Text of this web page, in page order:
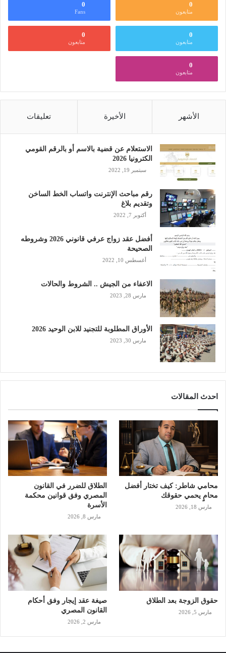
0
متابعون
0
Fans
0
متابعون
0
متابعون
0
متابعون
الأشهر الأخيرة تعليقات
الاستعلام عن قضية بالاسم أو بالرقم القومي
الكترونيا 2026
سبتمبر 19, 2022
رقم مباحث الإنترنت واتساب الخط الساخن
وتقديم بلاغ
أكتوبر 7, 2022
أفضل عقد زواج عرفي قانوني 2026 وشروطه
الصحيحة
أغسطس 10, 2022
الاعفاء من الجيش .. الشروط والحالات
مارس 28, 2023
الأوراق المطلوبة للتجنيد للابن الوحيد 2026
مارس 30, 2023
احدث المقالات
محامي شاطر: كيف تختار أفضل
محامٍ يحمي حقوقك
مارس 18, 2026
الطلاق للضرر في القانون
المصري وفق قوانين محكمة
الأسرة
مارس 8, 2026
حقوق الزوجة بعد الطلاق
مارس 5, 2026
صيغة عقد إيجار وفق أحكام
القانون المصري
مارس 2, 2026